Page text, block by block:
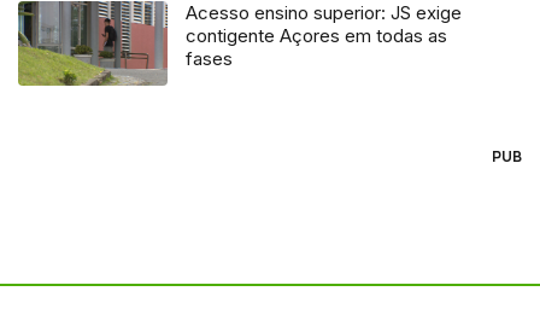
Acesso ensino superior: JS exige
contigente Açores em todas as
fases
PUB